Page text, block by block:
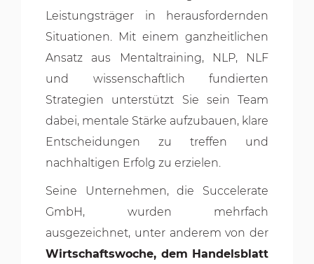
Leistungsträger in herausfordernden
Situationen. Mit einem ganzheitlichen
Ansatz aus Mentaltraining, NLP, NLF
und wissenschaftlich fundierten
Strategien unterstützt Sie sein Team
dabei, mentale Stärke aufzubauen, klare
Entscheidungen zu treffen und
nachhaltigen Erfolg zu erzielen.
Seine Unternehmen, die Succelerate
GmbH, wurden mehrfach
ausgezeichnet, unter anderem von der
Wirtschaftswoche, dem Handelsblatt